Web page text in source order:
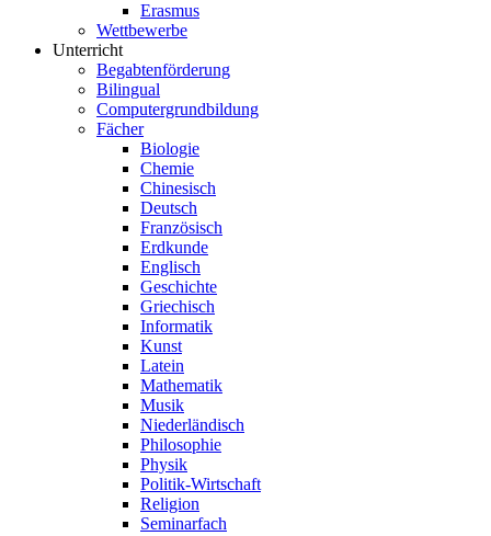
Erasmus
Wettbewerbe
Unterricht
Begabtenförderung
Bilingual
Computergrundbildung
Fächer
Biologie
Chemie
Chinesisch
Deutsch
Französisch
Erdkunde
Englisch
Geschichte
Griechisch
Informatik
Kunst
Latein
Mathematik
Musik
Niederländisch
Philosophie
Physik
Politik-Wirtschaft
Religion
Seminarfach